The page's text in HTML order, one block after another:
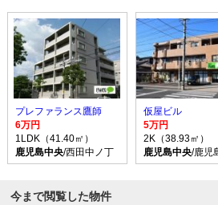
プレファランス鷹師
6万円
1LDK（41.40㎡）
鹿児島中央/西田中ノ丁 バス乗車時間6分 停
仮屋ビル
5万円
2K（38.93㎡）
鹿児島中央/鹿児
今まで閲覧した物件